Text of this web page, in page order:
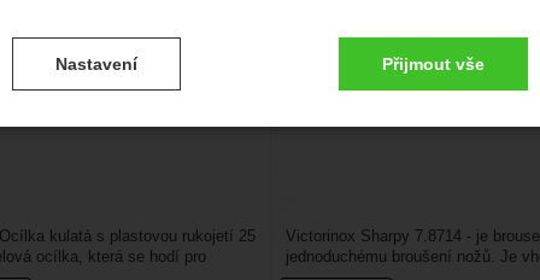
souhlasů s kategoriemi cookies
- bez těchto cookies náš web nebude fungovat.
a rozšířené funkce
spojit např. pomocí chatu.
Nastavení Přijmout vše
kulatá s plastovou rukojetí 25
ocílka, která se hodí pro
Victorinox Sharpy 7.8714 - je
jednoduchému broušení nožů. Je